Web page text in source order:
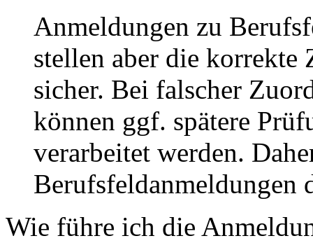
Anmeldungen zu
stellen aber die korrekte
sicher. Bei falscher
können ggf. spätere
verarbeitet werden.
Berufsfeldanmeldungen
Wie führe ich die